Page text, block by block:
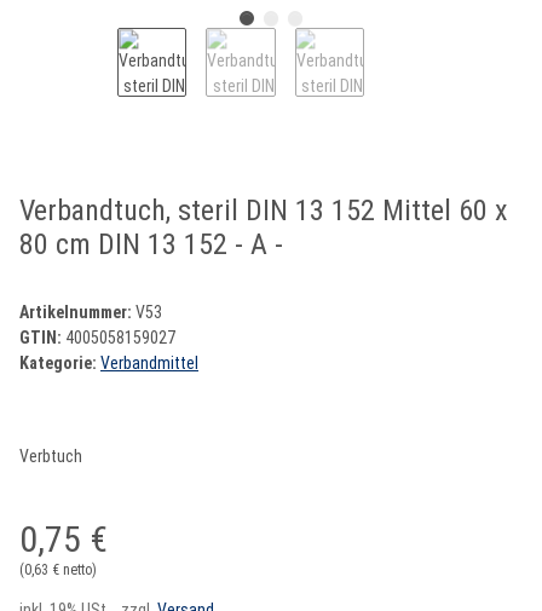
Verbandtuch, steril DIN 13 152 Mittel 60 x
80 cm DIN 13 152 - A -
Artikelnummer: V53
GTIN: 4005058159027
Kategorie: Verbandmittel
Verbtuch
0,75 €
(0,63 € netto)